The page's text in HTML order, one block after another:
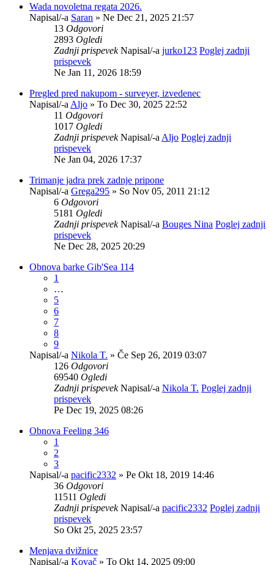
Wada novoletna regata 2026.
Napisal/-a Saran » Ne Dec 21, 2025 21:57
13 Odgovori
2893 Ogledi
Zadnji prispevekNapisal/-a jurko123 Poglej zadnji
prispevek
Ne Jan 11, 2026 18:59
Pregled pred nakupom - surveyer, izvedenec
Napisal/-a Aljo » To Dec 30, 2025 22:52
11 Odgovori
1017 Ogledi
Zadnji prispevekNapisal/-a Aljo Poglej zadnji
prispevek
Ne Jan 04, 2026 17:37
Trimanje jadra prek zadnje pripone
Napisal/-a Grega295 » So Nov 05, 2011 21:12
6 Odgovori
5181 Ogledi
Zadnji prispevekNapisal/-a Bouges Nina Poglej zadnji
prispevek
Ne Dec 28, 2025 20:29
Obnova barke Gib'Sea 114
1
…
5
6
7
8
9
Napisal/-a Nikola T. » Če Sep 26, 2019 03:07
126 Odgovori
69540 Ogledi
Zadnji prispevekNapisal/-a Nikola T. Poglej zadnji
prispevek
Pe Dec 19, 2025 08:26
Obnova Feeling 346
1
2
3
Napisal/-a pacific2332 » Pe Okt 18, 2019 14:46
36 Odgovori
11511 Ogledi
Zadnji prispevekNapisal/-a pacific2332 Poglej zadnji
prispevek
So Okt 25, 2025 23:57
Menjava dvižnice
Napisal/-a Kovač » To Okt 14, 2025 09:00